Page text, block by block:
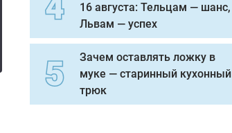
16 августа: Тельцам — шанс,
Львам — успех
Зачем оставлять ложку в
муке — старинный кухонный
трюк